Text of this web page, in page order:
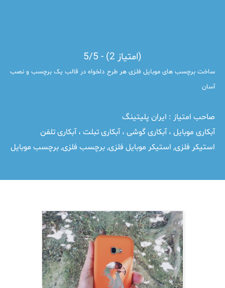
5/5 - (2 امتیاز)
ساخت برچسب های موبایل فلزی هر طرح دلخواه در قالب یک برچسب و نصب
آسان
صاحب امتیاز : ایران پلیتینگ
آبکاری موبایل ، آبکاری گوشی ، آبکاری تبلت ، آبکاری تلفن
استیکر فلزی, استیکر موبایل فلزی,برچسب فلزی,برچسب موبایل